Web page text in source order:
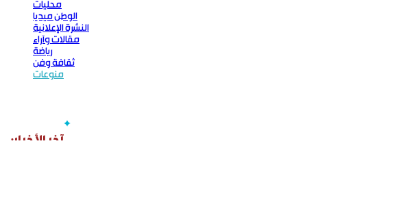
محليات
الوطن ميديا
النشرة الإعلانية
مقالات وآراء
رياضة
ثقافة وفن
منوعات